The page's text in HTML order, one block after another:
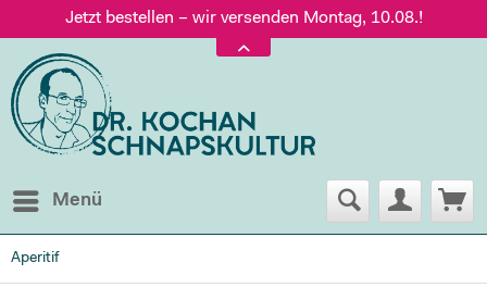
Jetzt bestellen – wir versenden Montag, 10.08.!
Versand nur 5,60 €, gratis ab 95 € Warenwert
Jetzt bestellen – wir versenden Montag, 10.08.!
Menü
Aperitif